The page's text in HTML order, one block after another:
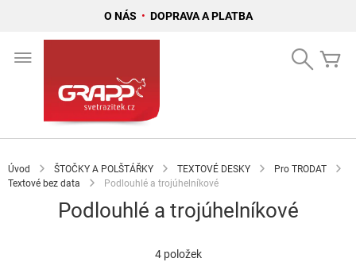
O NÁS • DOPRAVA A PLATBA
Search
Úvod ŠTOČKY A POLŠTÁŘKY TEXTOVÉ DESKY
Pro TRODAT
Textové bez data
Podlouhlé a trojúhelníkové
Podlouhlé a trojúhelníkové
4položek